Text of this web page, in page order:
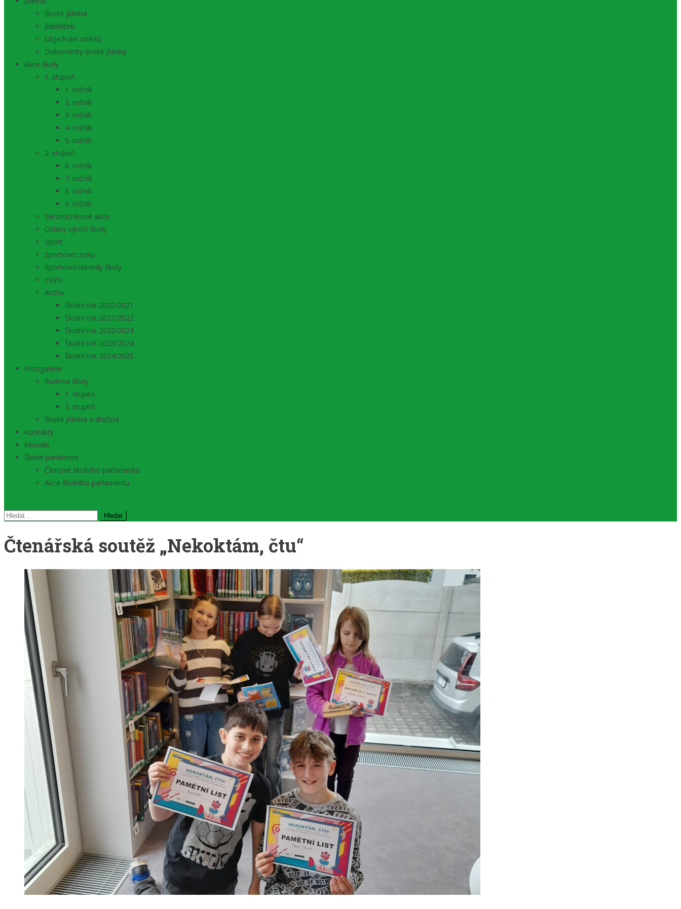
Školní jídelna
Jídelníček
Objednání obědů
Dokumenty školní jídelny
Akce školy
1. stupeň
1. ročník
2. ročník
3. ročník
4. ročník
5. ročník
2. stupeň
6. ročník
7. ročník
8. ročník
9. ročník
Meziročníkové akce
Oslavy výročí školy
Sport
Sportovec roku
Sportovní rekordy školy
EVVO
Archiv
Školní rok 2020/2021
Školní rok 2021/2022
Školní rok 2022/2023
Školní rok 2023/2024
Školní rok 2024/2025
Fotogalerie
Budova školy
1. stupeň
2. stupeň
Školní jídelna a družina
Kontakty
Moodle
Školní parlament
Členové školního parlamentu
Akce školního parlamentu
Vyhledávání
Čtenářská soutěž „Nekoktám, čtu“